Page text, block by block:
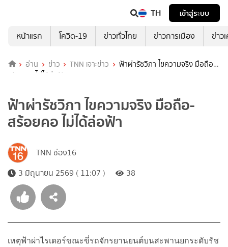
TH
เข้าสู่ระบบ
หน้าแรก
โควิด-19 ข่าวทั่วไทย ข่าวการเมือง ข่าว
อ่าน ข่าว TNN เจาะข่าว
ฟ้าผ่ารัชวิภา ไขความจริง มือถือ-
สร้อยคอ ไม่ได้ล่อฟ้า
ฟ้าผ่ารัชวิภา ไขความจริง มือถือ-
สร้อยคอ ไม่ได้ล่อฟ้า
TNN ช่อง16
3 มิถุนายน 2569 ( 11:07 )
38
เหตุฟ้าผ่าไรเดอร์ขณะขี่รถจักรยานยนต์บนสะพานยกระดับรัช